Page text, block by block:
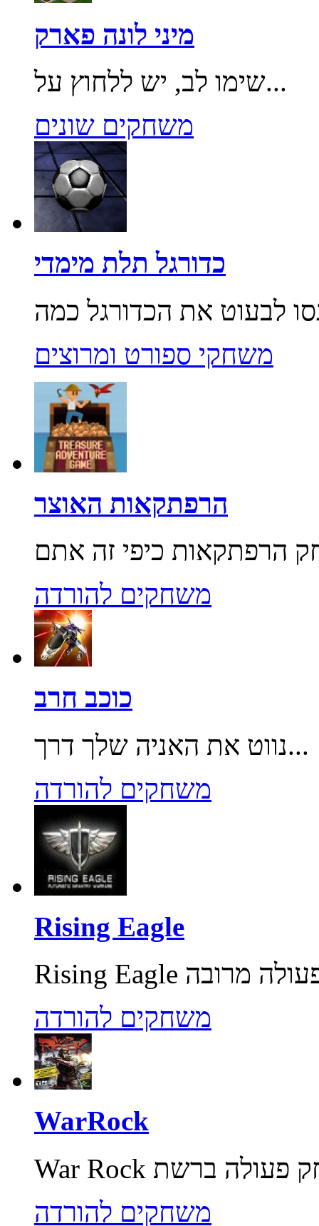
מיני לונה פארק
שימו לב, יש ללחוץ על...
משחקים שונים
כדורגל תלת מימדי
משחקי ספורט ומרוצים
הרפתקאות האוצר
משחקים להורדה
כוכב חרב
נווט את האניה שלך דרך...
משחקים להורדה
Rising Eagle
משחקים להורדה
WarRock
משחקים להורדה